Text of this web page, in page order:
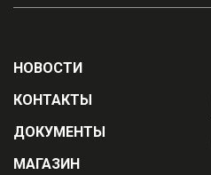
НОВОСТИ
КОНТАКТЫ
ДОКУМЕНТЫ
МАГАЗИН